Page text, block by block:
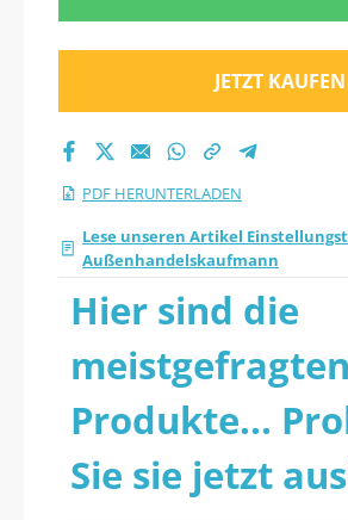
JETZT KAUFEN
PDF HERUNTERLADEN
Lese unseren Artikel
Außenhandelskaufmann
Hier sind die
meistgefragten
Produkte...
Sie sie jetzt